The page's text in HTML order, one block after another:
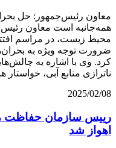
معاون رئیس‌جمهور: حل
همه‌جانبه است معاون
محیط زیست، در مراسم
ضرورت توجه ویژه به
کرد. وی با اشاره به
ناترازی منابع آبی،
2025/02/08
رییس سازمان حفاظت
اهواز شد